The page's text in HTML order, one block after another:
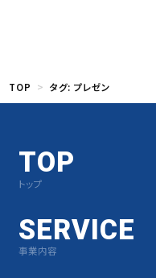
TOP タグ:プレゼン
TOP
トップ
SERVICE
事業内容